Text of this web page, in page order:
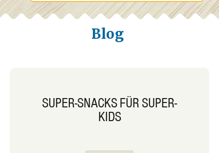
Blog
SUPER-SNACKS FÜR SUPER-
KIDS